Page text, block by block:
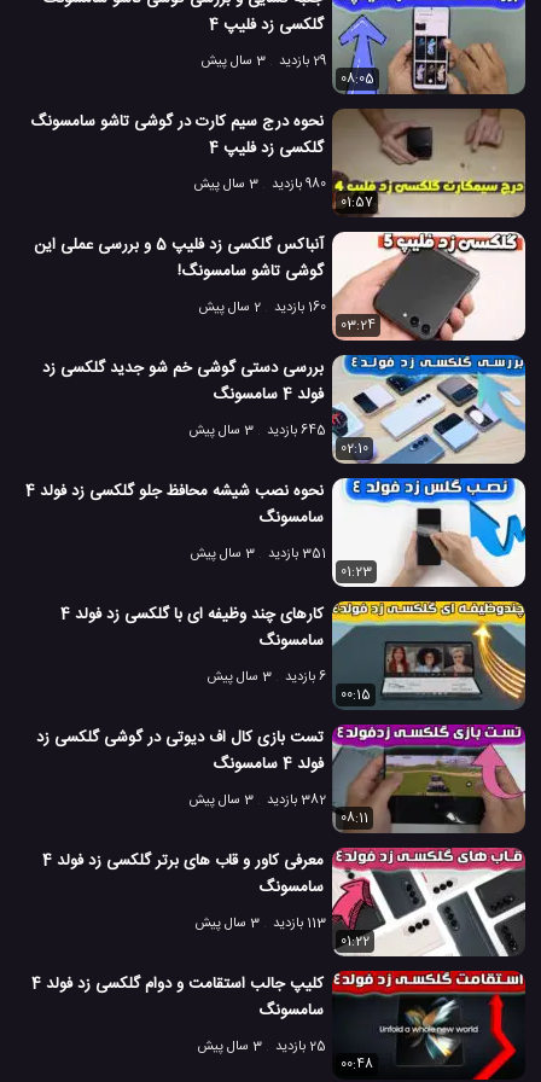
# گلکسی زد فولد 2 سامسونگ
# مشخصات گلکسی زد فولد 3 سامسونگ
# مشخصات گلکسی زد فولد 4 سامسونگ
معرفی موبایل گلکسی زد فولد 3 سامسونگ
54 بازدید
4 سال پیش
گلکسی زد فلیپ 4
29 بازدید
3 سال پیش
08:05
نحوه درج سیم کارت در گوشی تاشو سامسونگ
گلکسی زد فلیپ 4
980 بازدید
3 سال پیش
01:57
آنباکس گلکسی زد فلیپ 5 و بررسی عملی این
گوشی تاشو سامسونگ!
160 بازدید
2 سال پیش
03:24
بررسی دستی گوشی خم شو جدید گلکسی زد
فولد 4 سامسونگ
645 بازدید
3 سال پیش
02:10
نحوه نصب شیشه محافظ جلو گلکسی زد فولد 4
سامسونگ
351 بازدید
3 سال پیش
01:23
کارهای چند وظیفه ای با گلکسی زد فولد 4
سامسونگ
6 بازدید
3 سال پیش
00:15
تست بازی کال اف دیوتی در گوشی گلکسی زد
فولد 4 سامسونگ
382 بازدید
3 سال پیش
08:11
معرفی کاور و قاب های برتر گلکسی زد فولد 4
سامسونگ
113 بازدید
3 سال پیش
01:22
کلیپ جالب استقامت و دوام گلکسی زد فولد 4
سامسونگ
25 بازدید
3 سال پیش
00:48